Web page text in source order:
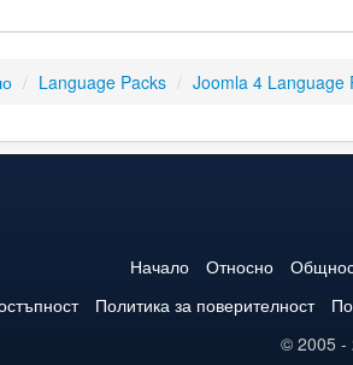
/ Language Packs / Joomla 4 Language
Начало Относно
Политика за поверителност
© 2005 -